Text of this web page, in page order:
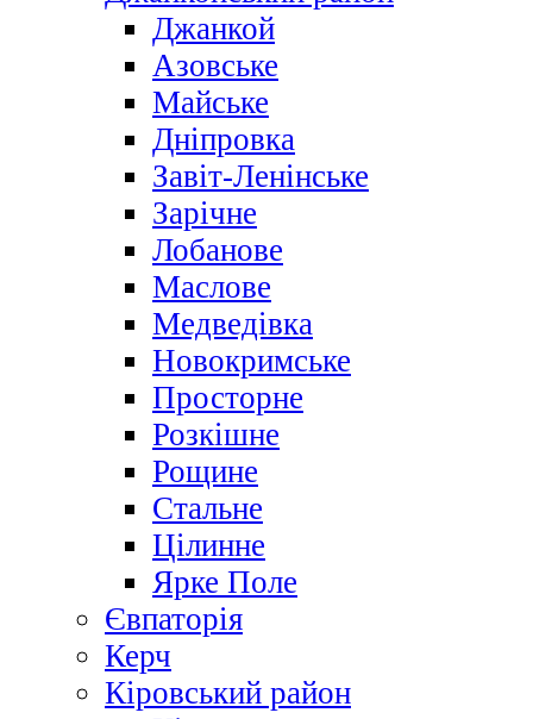
Джанкой
Азовське
Майське
Дніпровка
Завіт-Ленінське
Зарічне
Лобанове
Маслове
Медведівка
Новокримське
Просторне
Розкішне
Рощине
Стальне
Цілинне
Ярке Поле
Євпаторія
Керч
Кіровський район